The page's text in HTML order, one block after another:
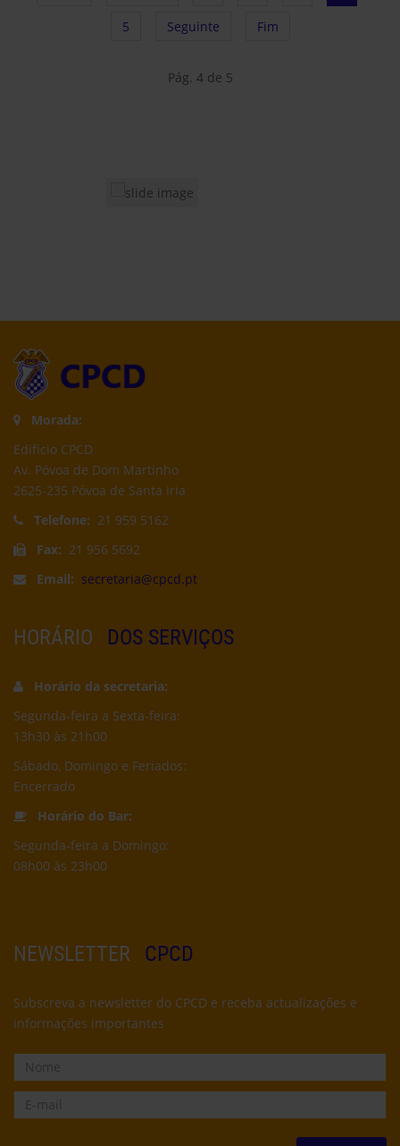
5 Seguinte Fim
Pág. 4 de 5
Morada:
Edifício CPCD
Av. Póvoa de Dom Martinho
2625-235 Póvoa de Santa Iria
Telefone: 21 959 5162
Fax: 21 956 5692
Email: secretaria@cpcd.pt
HORÁRIO DOS SERVIÇOS
Horário da secretaria:
Segunda-feira a Sexta-feira:
13h30 às 21h00
Sábado, Domingo e Feriados:
Encerrado
Horário do Bar:
Segunda-feira a Domingo:
08h00 às 23h00
NEWSLETTER CPCD
Subscreva a newsletter do CPCD e receba actualizações e
informações importantes